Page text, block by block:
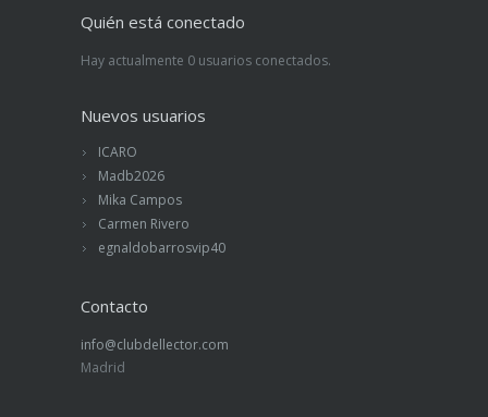
Quién está conectado
Hay actualmente 0 usuarios conectados.
Nuevos usuarios
ICARO
Madb2026
Mika Campos
Carmen Rivero
egnaldobarrosvip40
Contacto
info@clubdellector.com
Madrid